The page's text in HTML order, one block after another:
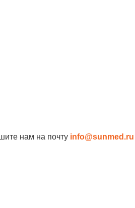
нам на почту info@sunmed.ru